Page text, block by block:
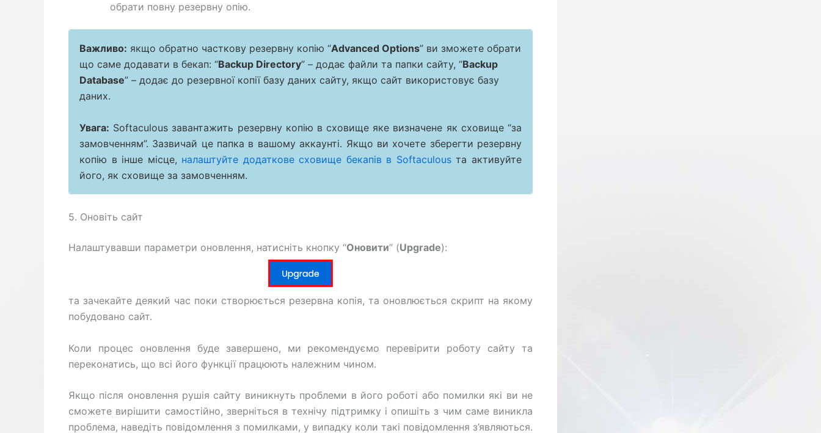
обрати повну резервну опію.
Важливо: якщо обратно часткову резервну копію “Advanced Options” ви зможете обрати
що саме додавати в бекап: “Backup Directory” – додає файли та папки сайту, “Backup
Database” – додає до резервної копії базу даних сайту, якщо сайт використовує базу
даних.
Увага: Softaculous завантажить резервну копію в сховище яке визначене як сховище “за
замовченням”. Зазвичай це папка в вашому аккаунті. Якщо ви хочете зберегти резервну
копію в інше місце, налаштуйте додаткове сховище бекапів в Softaculousта активуйте
його, як сховище за замовченням.
5. Оновіть сайт
Налаштувавши параметри оновлення, натисніть кнопку “Оновити” (Upgrade):
та зачекайте деякий час поки створюється резервна копія, та оновлюється скрипт на якому
побудовано сайт.
Коли процес оновлення буде завершено, ми рекомендуємо перевірити роботу сайту та
переконатись, що всі його функції працюють належним чином.
Якщо після оновлення рушія сайту виникнуть проблеми в його роботі або помилки які ви не
сможете вирішити самостійно, зверніться в технічу підтримку і опишіть з чим саме виникла
проблема, наведіть повідомлення з помилками, у випадку коли такі повідомлення з’являються.